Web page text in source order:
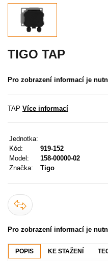
MENU
KONTAKTY
UŽIVATELSKÉ MENU
Přihlášení
Zapomenuté heslo
TIGO TAP
Pro zobrazení informací je
TAP Více informací
Jednotka:
Kód:
919-152
Model:
158-00000-02
Značka:
Tigo
Pro zobrazení informací je
POPIS KE STAŽENÍ